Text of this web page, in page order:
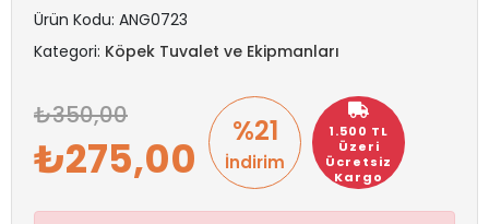
Ürün Kodu: ANG0723
Kategori: Köpek Tuvalet ve Ekipmanları
1.500 TL
Üzeri
Ücretsiz
Kargo
%21
İndirim
350,00
275,00